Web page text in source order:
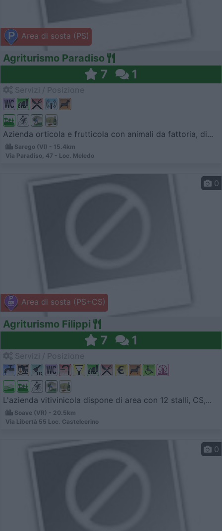
Area di sosta (PS)
Agriturismo Paradiso
7 1
Azienda orticola e frutticola con animali da fattoria, di...
Sarego (VI) - 15.4km
Via Paradiso, 47 - Loc. Meledo
Area di sosta (PS+CS)
0
Agriturismo Filippi
7 1
L'azienda vitivinicola dispone di area con 12 stalli, CS,...
Soave (VR) - 20.5km
Via Libertà 55 Loc. Castelcerino
0